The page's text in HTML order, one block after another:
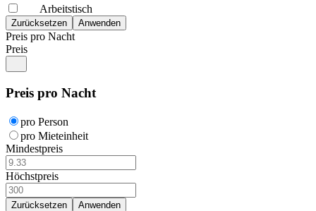
Arbeitstisch
Preis pro Nacht
Preis
Preis pro Nacht
pro Person
pro Mieteinheit
Mindestpreis
Höchstpreis